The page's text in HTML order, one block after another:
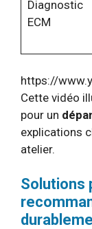
Diagnostic
ECM
https://
Cette vidéo
pour un
explications
atelier.
Solutions